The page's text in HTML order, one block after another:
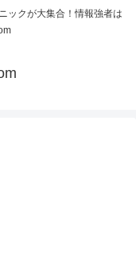
ックが大集合！情報強者は